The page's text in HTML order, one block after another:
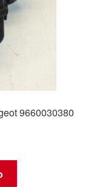
9660030380